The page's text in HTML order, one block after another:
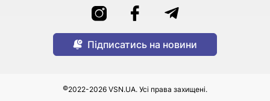
Підписатись на новини
©2022-2026 VSN.UA. Усі права захищені.